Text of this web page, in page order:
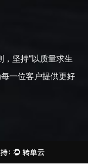
，坚持“以质量求生
一位客户提供更好